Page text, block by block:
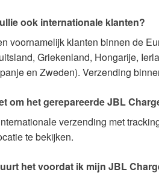
ook internationale klanten?
voornamelijk klanten binnen de
Griekenland, Hongarije,
en Zweden). Verzending
om het gerepareerde JBL
verzending met
te bekijken.
het voordat ik mijn JBL